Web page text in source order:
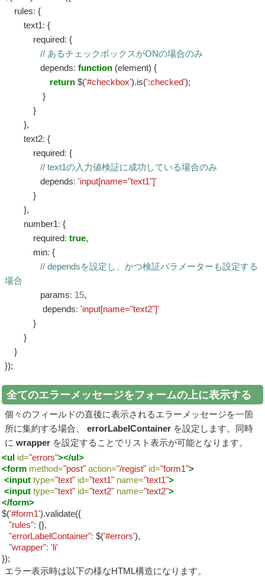
rules: {
text1: {
required: {
// あるチェックボックスがONの場合のみ
depends: function (element) {
return $('#checkbox').is(':checked');
}
}
},
text2: {
required: {
// text1の入力値検証に成功している場合のみ
depends: 'input[name="text1"]'
}
},
number1: {
required: true,
min: {
// dependsを設定し、かつ検証パラメーターも設定する
場合
params: 15,
depends: 'input[name="text2"]'
}
}
}
});
全てのエラーメッセージをフォームの上に表示する
個々のフィールドの直後に表示されるエラーメッセージを一箇
所に集約する場合、 errorLabelContainer を設定します。同時
に wrapper を設定することでリスト表示が可能となります。
<ul id="errors"></ul>
<form method="post" action="/regist" id="form1">
<input type="text" id="text1" name="text1">
<input type="text" id="text2" name="text2">
</form>
$('#form1').validate({
"rules": {},
"errorLabelContainer": $('#errors'),
"wrapper": 'li'
});
エラー表示時は以下の様なHTML構造になります。